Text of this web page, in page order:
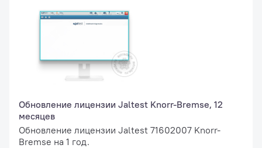
Обновление лицензии Jaltest Knorr-Bremse, 12
месяцев
Обновление лицензии Jaltest 71602007 Knorr-
Bremse на 1 год.